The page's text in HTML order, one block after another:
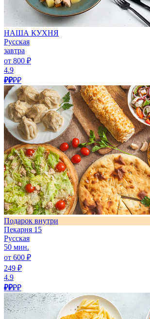
НАША КУХНЯ
Русская
завтра
от 800 ₽
4.9
₽₽₽₽
Подарок внутри
Пекарня 15
Русская
50 мин.
от 600 ₽
249 ₽
4.9
₽₽₽₽